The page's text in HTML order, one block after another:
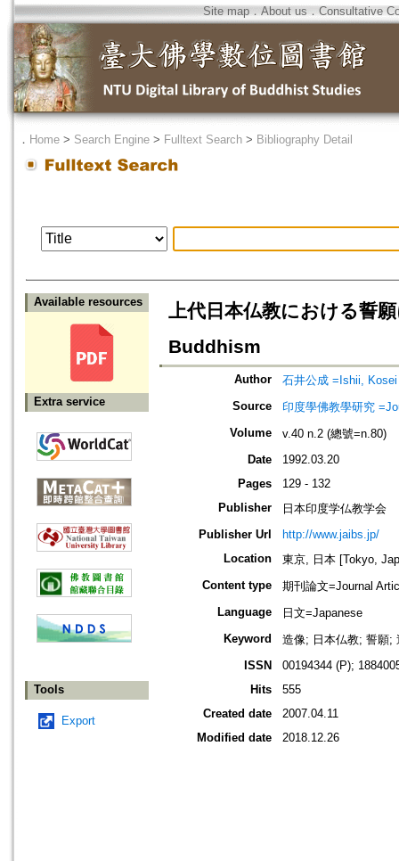
Site map．About us ． Consultative
． Home > Search Engine > Fulltext Search > Bibliography Detail
Available resources
Extra service
Tools
Export
上代日本仏教における誓
Buddhism
Author
石井公成 =Ishii, Kosei
Source
印度學佛教學研究
Volume
v.40 n.2 (總號=n.80)
Date
1992.03.20
Pages
129 - 132
Publisher
日本印度学仏教学会
Publisher Url
http://www.jaibs.jp/
Location
東京, 日本 [Tokyo,
Content type
期刊論文=Journal
Language
日文=Japanese
Keyword
造像; 日本仏教; 誓願;
ISSN
00194344 (P);
Hits
555
Created date
2007.04.11
Modified date
2018.12.26